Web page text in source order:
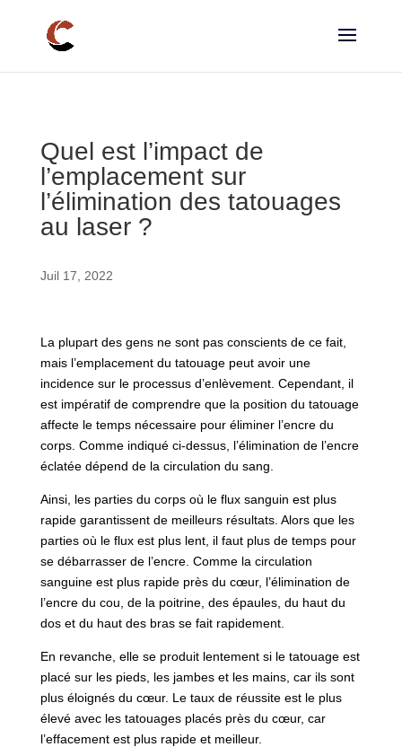
Quel est l’impact de
l’emplacement sur
l’élimination des tatouages
au laser ?
Juil 17, 2022
La plupart des gens ne sont pas conscients de ce fait,
mais l’emplacement du tatouage peut avoir une
incidence sur le processus d’enlèvement. Cependant, il
est impératif de comprendre que la position du tatouage
affecte le temps nécessaire pour éliminer l’encre du
corps. Comme indiqué ci-dessus, l’élimination de l’encre
éclatée dépend de la circulation du sang.
Ainsi, les parties du corps où le flux sanguin est plus
rapide garantissent de meilleurs résultats. Alors que les
parties où le flux est plus lent, il faut plus de temps pour
se débarrasser de l’encre. Comme la circulation
sanguine est plus rapide près du cœur, l’élimination de
l’encre du cou, de la poitrine, des épaules, du haut du
dos et du haut des bras se fait rapidement.
En revanche, elle se produit lentement si le tatouage est
placé sur les pieds, les jambes et les mains, car ils sont
plus éloignés du cœur. Le taux de réussite est le plus
élevé avec les tatouages placés près du cœur, car
l’effacement est plus rapide et meilleur.